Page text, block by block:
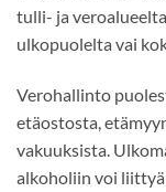
tulli- ja
ulkopuolelta vai
Verohallinto
etäostosta,
vakuuksista.
alkoholiin voi